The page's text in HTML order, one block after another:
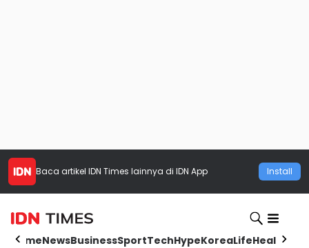
Baca artikel IDN Times lainnya di IDN App Install
HomeNewsBusinessSportTechHypeKoreaLifeHealth